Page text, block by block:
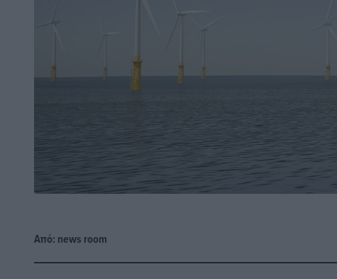
Από: news room